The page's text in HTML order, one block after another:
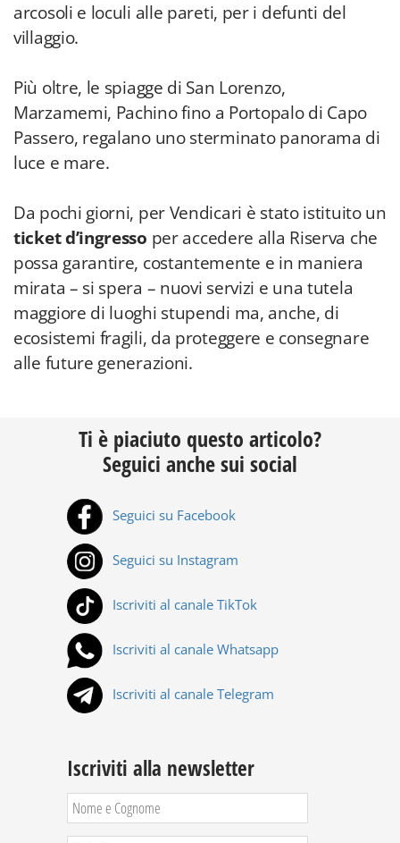
arcosoli e loculi alle pareti, per i defunti del
villaggio.
Più oltre, le spiagge di San Lorenzo,
Marzamemi, Pachino fino a Portopalo di Capo
Passero, regalano uno sterminato panorama di
luce e mare.
Da pochi giorni, per Vendicari è stato istituito un
ticket d’ingresso per accedere alla Riserva che
possa garantire, costantemente e in maniera
mirata – si spera – nuovi servizi e una tutela
maggiore di luoghi stupendi ma, anche, di
ecosistemi fragili, da proteggere e consegnare
alle future generazioni.
Ti è piaciuto questo articolo?
Seguici anche sui social
Seguici su Facebook
Seguici su Instagram
Iscriviti al canale TikTok
Iscriviti al canale Whatsapp
Iscriviti al canale Telegram
Iscriviti alla newsletter